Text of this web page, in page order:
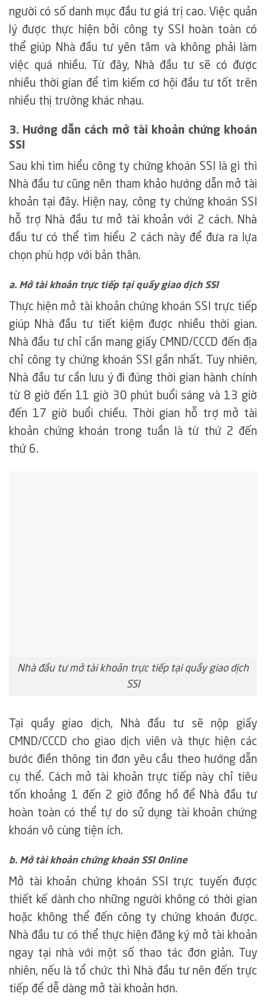
người có số danh mục đầu tư giá trị cao. Việc quản
lý được thực hiện bởi công ty SSI hoàn toàn có
thể giúp Nhà đầu tư yên tâm và không phải làm
việc quá nhiều. Từ đây, Nhà đầu tư sẽ có được
nhiều thời gian để tìm kiếm cơ hội đầu tư tốt trên
nhiều thị trường khác nhau.
3. Hướng dẫn cách mở tài khoản chứng khoán
SSI
Sau khi tìm hiểu công ty chứng khoán SSI là gì thì
Nhà đầu tư cũng nên tham khảo hướng dẫn mở tài
khoản tại đây. Hiện nay, công ty chứng khoán SSI
hỗ trợ Nhà đầu tư mở tài khoản với 2 cách. Nhà
đầu tư có thể tìm hiểu 2 cách này để đưa ra lựa
chọn phù hợp với bản thân.
a. Mở tài khoản trực tiếp tại quầy giao dịch SSI
Thực hiện mở tài khoản chứng khoán SSI trực tiếp
giúp Nhà đầu tư tiết kiệm được nhiều thời gian.
Nhà đầu tư chỉ cần mang giấy CMND/CCCD đến địa
chỉ công ty chứng khoán SSI gần nhất. Tuy nhiên,
Nhà đầu tư cần lưu ý đi đúng thời gian hành chính
từ 8 giờ đến 11 giờ 30 phút buổi sáng và 13 giờ
đến 17 giờ buổi chiều. Thời gian hỗ trợ mở tài
khoản chứng khoán trong tuần là từ thứ 2 đến
thứ 6.
Nhà đầu tư mở tài khoản trực tiếp tại quầy giao dịch
SSI
Tại quầy giao dịch, Nhà đầu tư sẽ nộp giấy
CMND/CCCD cho giao dịch viên và thực hiện các
bước điền thông tin đơn yêu cầu theo hướng dẫn
cụ thể. Cách mở tài khoản trực tiếp này chỉ tiêu
tốn khoảng 1 đến 2 giờ đồng hồ để Nhà đầu tư
hoàn toàn có thể tự do sử dụng tài khoản chứng
khoán vô cùng tiện ích.
b. Mở tài khoản chứng khoán SSI Online
Mở tài khoản chứng khoán SSI trực tuyến được
thiết kế dành cho những người không có thời gian
hoặc không thể đến công ty chứng khoán được.
Nhà đầu tư có thể thực hiện đăng ký mở tài khoản
ngay tại nhà với một số thao tác đơn giản. Tuy
nhiên, nếu là tổ chức thì Nhà đầu tư nên đến trực
tiếp để dễ dàng mở tài khoản hơn.